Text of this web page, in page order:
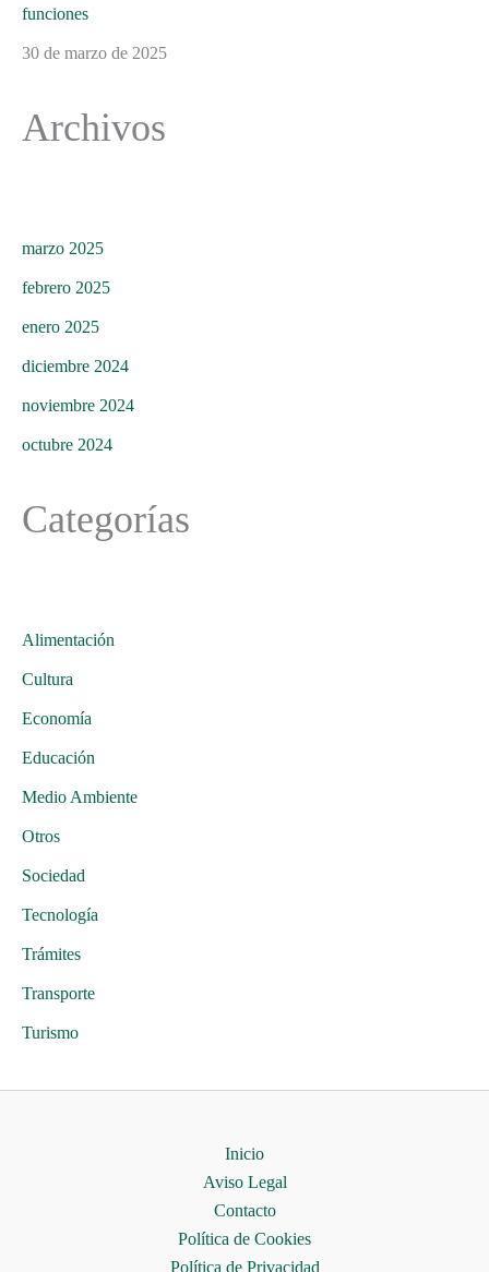
funciones
30 de marzo de 2025
Archivos
marzo 2025
febrero 2025
enero 2025
diciembre 2024
noviembre 2024
octubre 2024
Categorías
Alimentación
Cultura
Economía
Educación
Medio Ambiente
Otros
Sociedad
Tecnología
Trámites
Transporte
Turismo
Inicio
Aviso Legal
Contacto
Política de Cookies
Política de Privacidad